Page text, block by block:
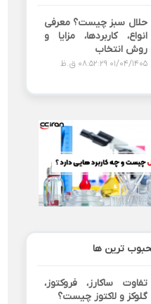
حلال سبز چیست؟ معرفی
انواع، کاربردها، مزایا و
روش انتخاب
01/04/1405 08:52:29 ق.ظ
ترین ها
تفاوت ساکارز، فروکتوز،
گلوکز و لاکتوز چیست؟